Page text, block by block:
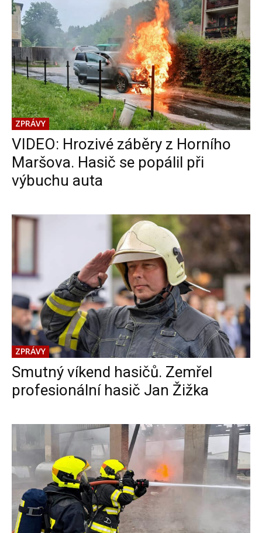
ZPRÁVY
VIDEO: Hrozivé záběry z Horního
Maršova. Hasič se popálil při
výbuchu auta
ZPRÁVY
Smutný víkend hasičů. Zemřel
profesionální hasič Jan Žižka